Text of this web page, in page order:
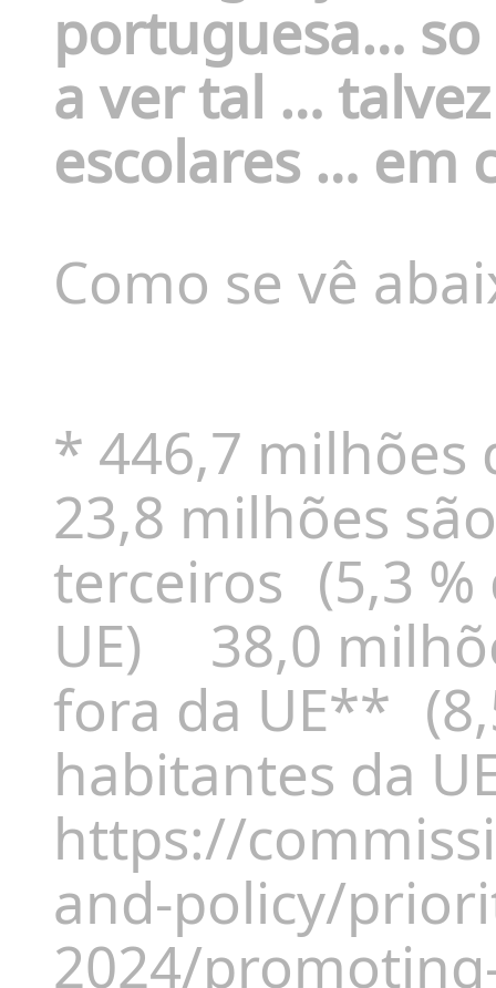
portuguesa… so
a ver tal …
escolares … em
Como se vê
* 446,7
23,8 milhões
terceiros (5,3
UE) 38,0
fora da UE**
habitantes da
https://
and-policy/
2024/